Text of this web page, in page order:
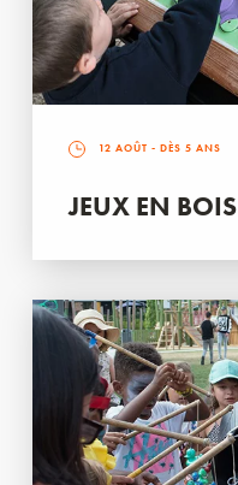
12 AOÛT - DÈS 5 ANS
JEUX EN BOIS